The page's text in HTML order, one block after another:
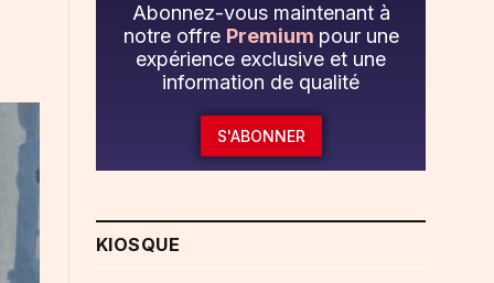
Abonnez-vous maintenant à
notre offre Premium pour une
expérience exclusive et une
information de qualité
S'ABONNER
KIOSQUE